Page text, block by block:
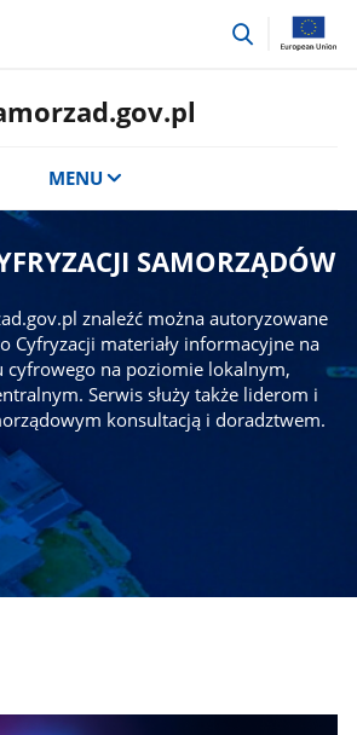
przejdź
MENU
SAMORZĄDÓW
znaleźć można autoryzowane
Cyfryzacji materiały informacyjne na
na poziomie lokalnym,
Serwis służy także liderom i
konsultacją i doradztwem.